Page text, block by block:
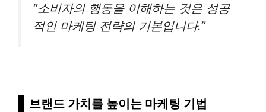
“소비자의 행동을 이해하는 것은 성공
적인 마케팅 전략의 기본입니다.”
브랜드 가치를 높이는 마케팅 기법